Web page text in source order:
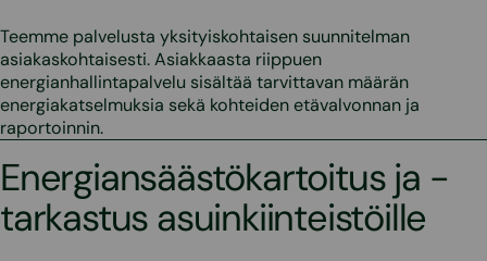
Teemme palvelusta yksityiskohtaisen suunnitelman
asiakaskohtaisesti. Asiakkaasta riippuen
energianhallintapalvelu sisältää tarvittavan määrän
energiakatselmuksia sekä kohteiden etävalvonnan ja
raportoinnin.
Energiansäästökartoitus ja -
tarkastus asuinkiinteistöille